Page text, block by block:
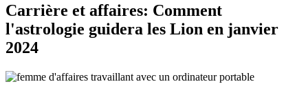
Carrière et affaires: Comment
l'astrologie guidera les Lion en janvier
2024